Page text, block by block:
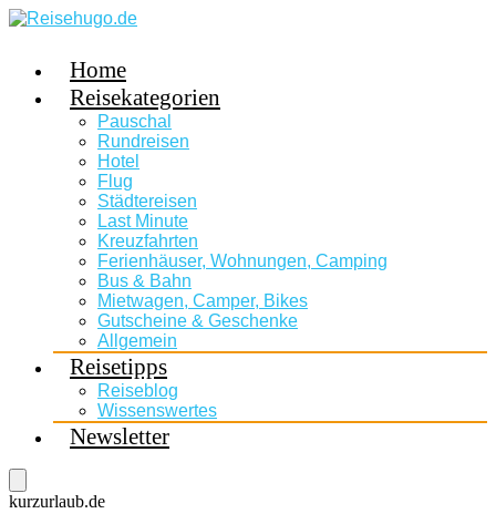
Home
Reisekategorien
Pauschal
Rundreisen
Hotel
Flug
Städtereisen
Last Minute
Kreuzfahrten
Ferienhäuser, Wohnungen, Camping
Bus & Bahn
Mietwagen, Camper, Bikes
Gutscheine & Geschenke
Allgemein
Reisetipps
Reiseblog
Wissenswertes
Newsletter
kurzurlaub.de